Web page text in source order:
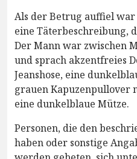
Als der Betrug auffiel war
eine Täterbeschreibung,
Der Mann war zwischen
und sprach akzentfreies
Jeanshose, eine
grauen Kapuzenpullover
eine dunkelblaue Mütze.
Personen, die den
haben oder sonstige